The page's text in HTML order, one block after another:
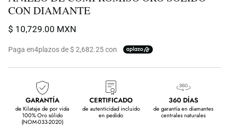
CON DIAMANTE
$ 10,729.00 MXN
Paga en4plazos de $ 2,682.25 con
GARANTÍA
de Kilataje de por vida
100% Oro sólido
(NOM-033-2020)
CERTIFICADO
de autenticidad incluido
en pedido
360 DÍAS
de garantía en diamantes
centrales naturales